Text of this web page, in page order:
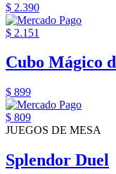
$ 2.390
$ 2.151
Cubo Mágico
$ 899
$ 809
JUEGOS DE MESA
Splendor Duel